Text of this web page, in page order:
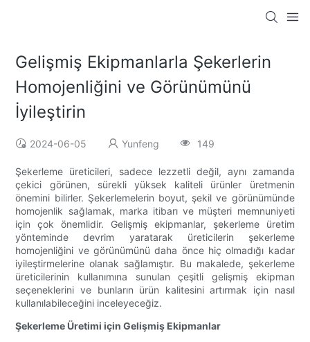
Gelişmiş Ekipmanlarla Şekerlerin
Homojenliğini ve Görünümünü
İyileştirin
2024-06-05 Yunfeng 149
Şekerleme üreticileri, sadece lezzetli değil, aynı zamanda
çekici görünen, sürekli yüksek kaliteli ürünler üretmenin
önemini bilirler. Şekerlemelerin boyut, şekil ve görünümünde
homojenlik sağlamak, marka itibarı ve müşteri memnuniyeti
için çok önemlidir. Gelişmiş ekipmanlar, şekerleme üretim
yönteminde devrim yaratarak üreticilerin şekerleme
homojenliğini ve görünümünü daha önce hiç olmadığı kadar
iyileştirmelerine olanak sağlamıştır. Bu makalede, şekerleme
üreticilerinin kullanımına sunulan çeşitli gelişmiş ekipman
seçeneklerini ve bunların ürün kalitesini artırmak için nasıl
kullanılabileceğini inceleyeceğiz.
Şekerleme Üretimi için Gelişmiş Ekipmanlar